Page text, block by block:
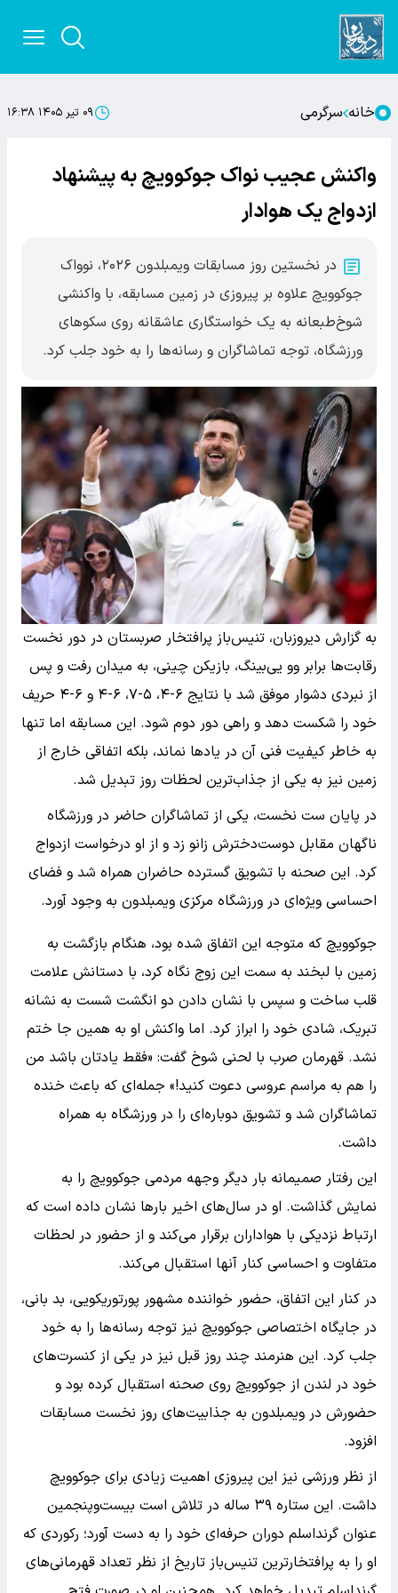
خانه سرگرمی ۰۹ تیر ۱۴۰۵ ۱۶:۳۸
واکنش عجیب نواک جوکوویچ به پیشنهاد
ازدواج یک هوادار
در نخستین روز مسابقات ویمبلدون ۲۰۲۶، نوواک
جوکوویچ علاوه بر پیروزی در زمین مسابقه، با واکنشی
شوخ‌طبعانه به یک خواستگاری عاشقانه روی سکوهای
ورزشگاه، توجه تماشاگران و رسانه‌ها را به خود جلب کرد.
به گزارش دیروزبان، تنیس‌باز پرافتخار صربستان در دور نخست
رقابت‌ها برابر وو یی‌بینگ، بازیکن چینی، به میدان رفت و پس
از نبردی دشوار موفق شد با نتایج ۶-۴، ۵-۷، ۶-۴ و ۶-۴ حریف
خود را شکست دهد و راهی دور دوم شود. این مسابقه اما تنها
به خاطر کیفیت فنی آن در یادها نماند، بلکه اتفاقی خارج از
زمین نیز به یکی از جذاب‌ترین لحظات روز تبدیل شد.
در پایان ست نخست، یکی از تماشاگران حاضر در ورزشگاه
ناگهان مقابل دوست‌دخترش زانو زد و از او درخواست ازدواج
کرد. این صحنه با تشویق گسترده حاضران همراه شد و فضای
احساسی ویژه‌ای در ورزشگاه مرکزی ویمبلدون به وجود آورد.
جوکوویچ که متوجه این اتفاق شده بود، هنگام بازگشت به
زمین با لبخند به سمت این زوج نگاه کرد، با دستانش علامت
قلب ساخت و سپس با نشان دادن دو انگشت شست به نشانه
تبریک، شادی خود را ابراز کرد. اما واکنش او به همین جا ختم
نشد. قهرمان صرب با لحنی شوخ گفت: «فقط یادتان باشد من
را هم به مراسم عروسی دعوت کنید!» جمله‌ای که باعث خنده
تماشاگران شد و تشویق دوباره‌ای را در ورزشگاه به همراه
داشت.
این رفتار صمیمانه بار دیگر وجهه مردمی جوکوویچ را به
نمایش گذاشت. او در سال‌های اخیر بارها نشان داده است که
ارتباط نزدیکی با هواداران برقرار می‌کند و از حضور در لحظات
متفاوت و احساسی کنار آنها استقبال می‌کند.
در کنار این اتفاق، حضور خواننده مشهور پورتوریکویی، بد بانی،
در جایگاه اختصاصی جوکوویچ نیز توجه رسانه‌ها را به خود
جلب کرد. این هنرمند چند روز قبل نیز در یکی از کنسرت‌های
خود در لندن از جوکوویچ روی صحنه استقبال کرده بود و
حضورش در ویمبلدون به جذابیت‌های روز نخست مسابقات
افزود.
از نظر ورزشی نیز این پیروزی اهمیت زیادی برای جوکوویچ
داشت. این ستاره ۳۹ ساله در تلاش است بیست‌وپنجمین
عنوان گرنداسلم دوران حرفه‌ای خود را به دست آورد؛ رکوردی که
او را به پرافتخارترین تنیس‌باز تاریخ از نظر تعداد قهرمانی‌های